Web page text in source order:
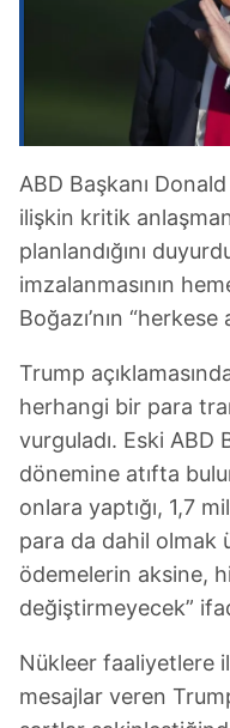
ABD Başkanı
ilişkin kritik
planlandığını
imzalanmasının
Boğazı’nın
Trump
herhangi bir para
vurguladı. Eski ABD
dönemine atıfta
onlara yaptığı, 1,7
para da dahil olmak
ödemelerin aksine,
değiştirmeyecek”
Nükleer faaliyetlere
mesajlar veren